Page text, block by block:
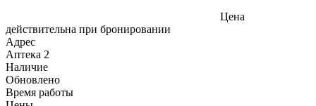
Цена
действительна при бронировании
Адрес
Аптека 2
Наличие
Обновлено
Время работы